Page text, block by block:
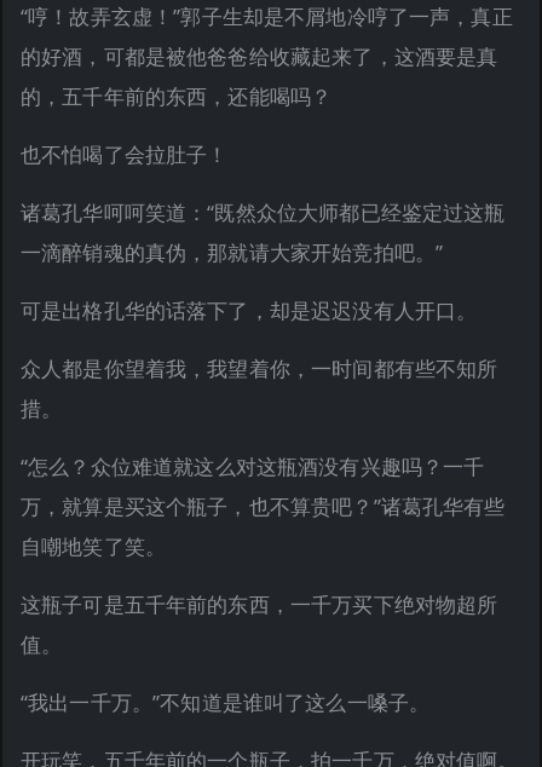
“哼！故弄玄虚！”郭子生却是不屑地冷哼了一声，真正
的好酒，可都是被他爸爸给收藏起来了，这酒要是真
的，五千年前的东西，还能喝吗？
也不怕喝了会拉肚子！
诸葛孔华呵呵笑道：“既然众位大师都已经鉴定过这瓶
一滴醉销魂的真伪，那就请大家开始竞拍吧。”
可是出格孔华的话落下了，却是迟迟没有人开口。
众人都是你望着我，我望着你，一时间都有些不知所
措。
“怎么？众位难道就这么对这瓶酒没有兴趣吗？一千
万，就算是买这个瓶子，也不算贵吧？”诸葛孔华有些
自嘲地笑了笑。
这瓶子可是五千年前的东西，一千万买下绝对物超所
值。
“我出一千万。”不知道是谁叫了这么一嗓子。
开玩笑，五千年前的一个瓶子，拍一千万，绝对值啊。